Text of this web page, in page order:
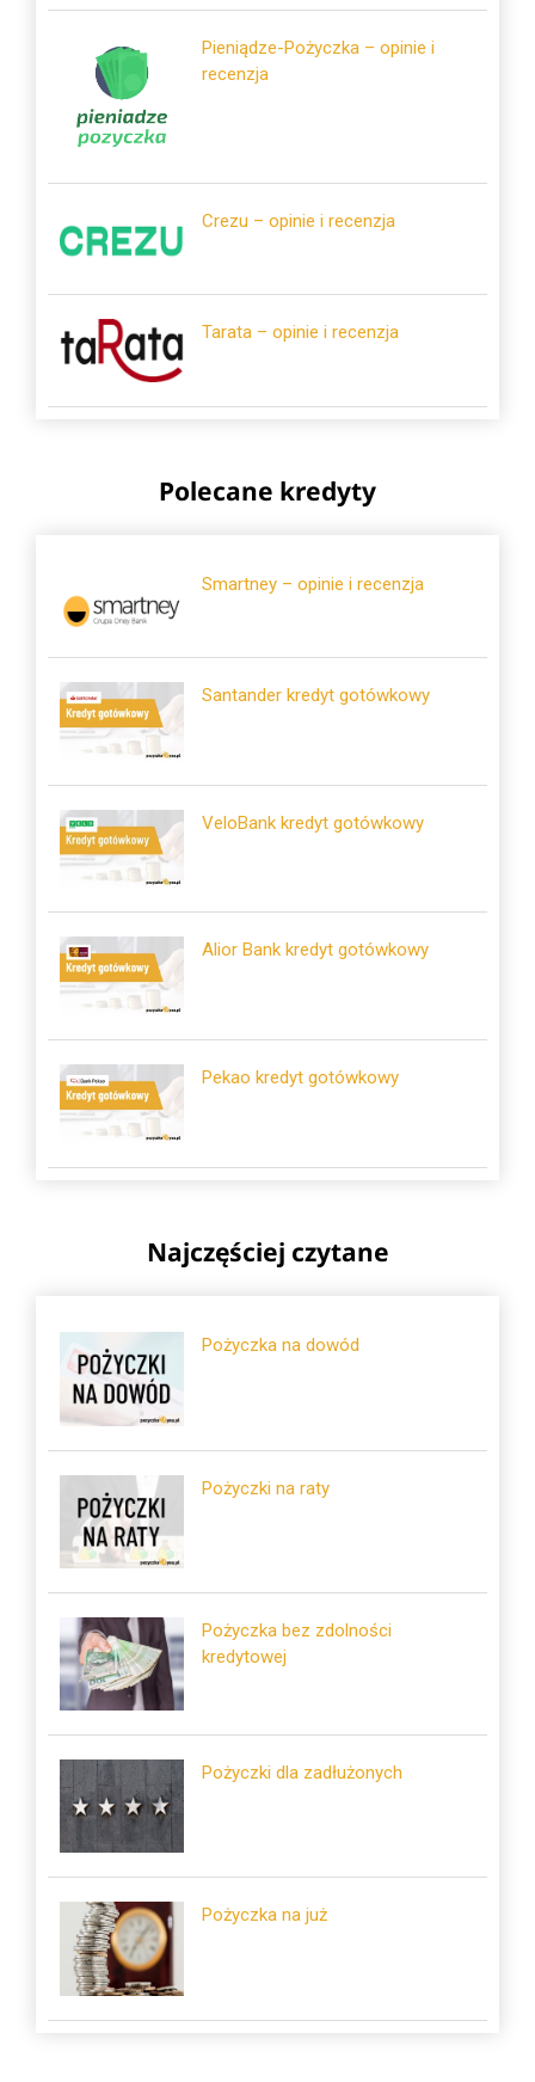
Pieniądze-Pożyczka – opinie i
recenzja
Crezu – opinie i recenzja
Tarata – opinie i recenzja
Polecane kredyty
Smartney – opinie i recenzja
Santander kredyt gotówkowy
VeloBank kredyt gotówkowy
Alior Bank kredyt gotówkowy
Pekao kredyt gotówkowy
Najczęściej czytane
Pożyczka na dowód
Pożyczki na raty
Pożyczka bez zdolności
kredytowej
Pożyczki dla zadłużonych
Pożyczka na już